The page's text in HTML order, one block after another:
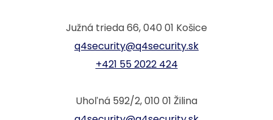
Južná trieda 66, 040 01 Košice
q4security@q4security.sk
+421 55 2022 424
Uhoľná 592/2, 010 01 Žilina